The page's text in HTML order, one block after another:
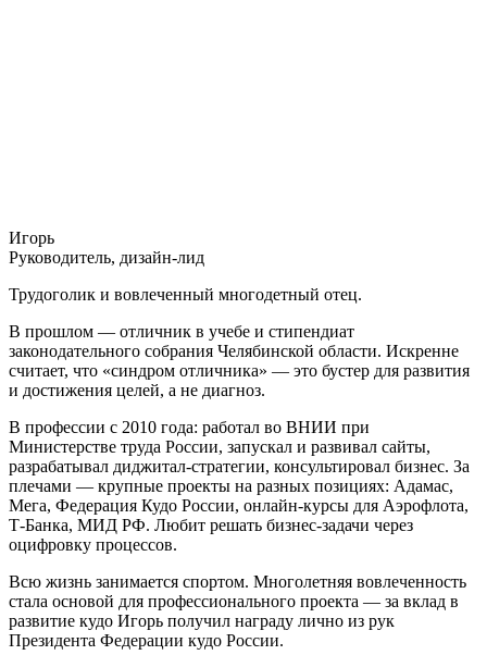
Игорь
Руководитель, дизайн-лид
Трудоголик и вовлеченный многодетный отец.
В прошлом — отличник в учебе и стипендиат
законодательного собрания Челябинской области. Искренне
считает, что «синдром отличника» — это бустер для развития
и достижения целей, а не диагноз.
В профессии с 2010 года: работал во ВНИИ при
Министерстве труда России, запускал и развивал сайты,
разрабатывал диджитал-стратегии, консультировал бизнес. За
плечами — крупные проекты на разных позициях: Адамас,
Мега, Федерация Кудо России, онлайн-курсы для Аэрофлота,
Т-Банка, МИД РФ. Любит решать бизнес-задачи через
оцифровку процессов.
Всю жизнь занимается спортом. Многолетняя вовлеченность
стала основой для профессионального проекта — за вклад в
развитие кудо Игорь получил награду лично из рук
Президента Федерации кудо России.